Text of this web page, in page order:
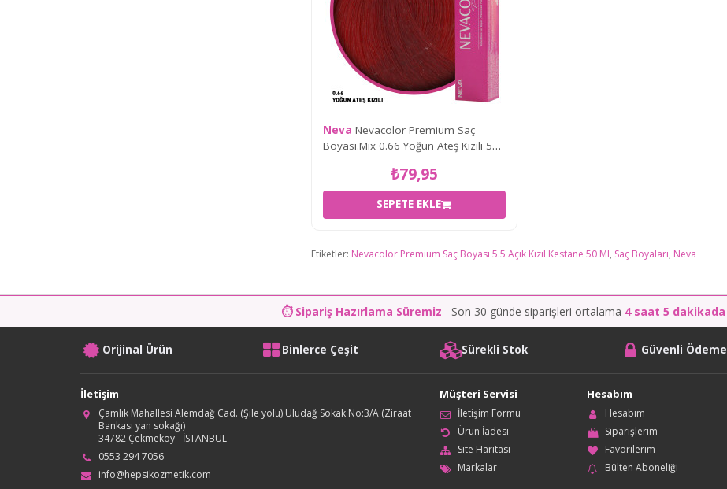
Neva Nevacolor Premium Saç
Boyası.Mix 0.66 Yoğun Ateş Kızılı 50
₺79,95
SEPETE EKLE
Etiketler: Nevacolor Premium Saç Boyası 5.5 Açık Kızıl Kestane 50 Ml, Saç Boyaları, Neva
⏱ Sipariş Hazırlama Süremiz Son 30 günde siparişleri ortalama 4 saat 5 dakikada
Orijinal Ürün Binlerce Çeşit Sürekli Stok Güvenli Ödeme
İletişim
Çamlık Mahallesi Alemdağ Cad. (Şile yolu) Uludağ Sokak No:3/A (Ziraat
Bankası yan sokağı)
34782 Çekmeköy - İSTANBUL
0553 294 7056
info@hepsikozmetik.com
Müşteri Servisi
İletişim Formu
Ürün İadesi
Site Haritası
Markalar
Hesabım
Hesabım
Siparişlerim
Favorilerim
Bülten Aboneliği